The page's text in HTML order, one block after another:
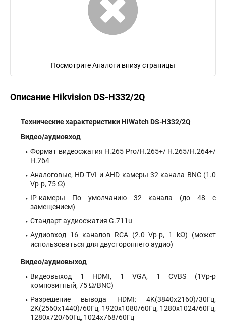
Посмотрите Аналоги внизу страницы
Описание Hikvision DS-H332/2Q
Технические характеристики HiWatch DS-H332/2Q
Видео/аудиовход
Формат видеосжатия H.265 Pro/H.265+/ H.265/H.264+/
H.264
Аналоговые, HD-TVI и AHD камеры 32 канала BNC (1.0
Vp-p, 75 Ω)
IP-камеры По умолчанию 32 канала (до 48 с
замещением)
Стандарт аудиосжатия G.711u
Аудиовход 16 каналов RCA (2.0 Vp-p, 1 kΩ) (может
использоваться для двустороннего аудио)
Видео/аудиовыход
Видеовыход 1 HDMI, 1 VGA, 1 CVBS (1Vp-p
композитный, 75 Ω/BNC)
Разрешение вывода HDMI: 4K(3840x2160)/30Гц,
2K(2560x1440)/60Гц, 1920x1080/60Гц, 1280x1024/60Гц,
1280x720/60Гц, 1024x768/60Гц